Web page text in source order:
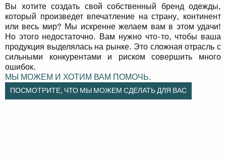
Вы хотите создать свой собственный бренд одежды,
который произведет впечатление на страну, континент
или весь мир? Мы искренне желаем вам в этом удачи!
Но этого недостаточно. Вам нужно что-то, чтобы ваша
продукция выделялась на рынке. Это сложная отрасль с
сильными конкурентами и риском совершить много
ошибок.
МЫ МОЖЕМ И ХОТИМ ВАМ ПОМОЧЬ.
ПОСМОТРИТЕ, ЧТО МЫ МОЖЕМ СДЕЛАТЬ ДЛЯ ВАС